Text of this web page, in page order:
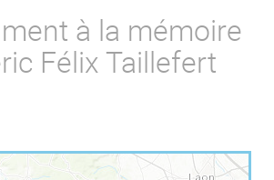
à la mémoire
Félix Taillefert